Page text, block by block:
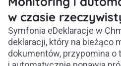
w czasie
Symfonia eDeklaracje w
deklaracji, który na bieżąco
dokumentów, przypomina o